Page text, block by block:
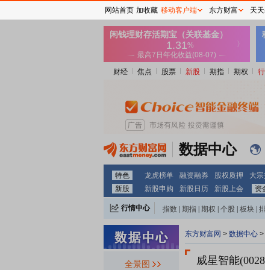
财经 焦点 股票 新股 期指 期权
数据中心
特色 龙虎榜单 融资融券 股权质押 大
新股
新股申购 新股日历 新股上会 资
行情中心 指数 期指 期权 个股 板块
全景图
东方财富网 > 数据中心 >
威星智能
网站首页 加收藏 移动客户端 东方财富 天